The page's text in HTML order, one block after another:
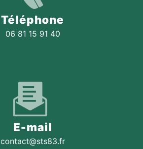
Téléphone
06 81 15 91 40
E-mail
contact@sts83.fr